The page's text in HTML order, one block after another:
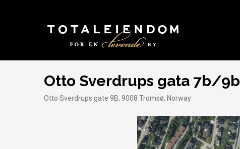
Otto Sverdrups gata 7b/9b
Otto Sverdrups gate 9B, 9008 Tromsø, Norway